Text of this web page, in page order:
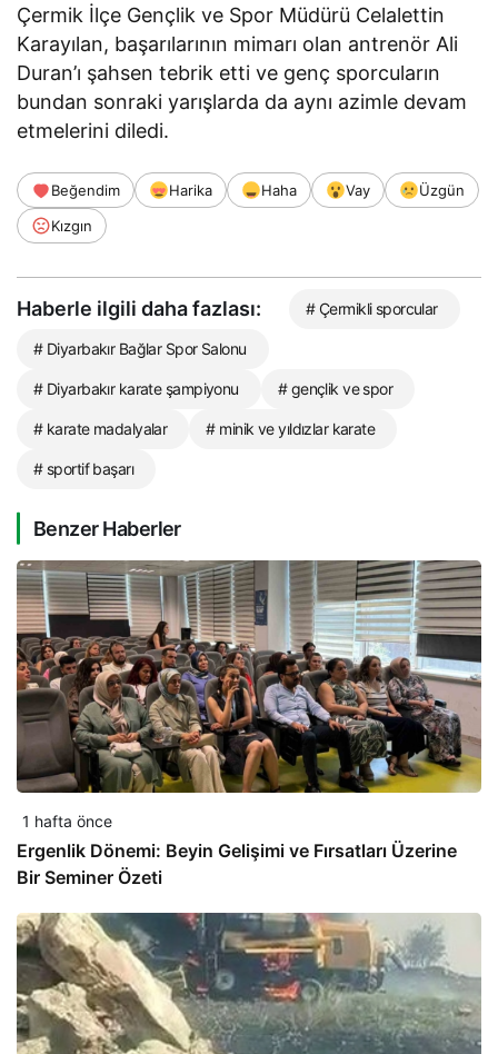
Çermik İlçe Gençlik ve Spor Müdürü Celalettin
Karayılan, başarılarının mimarı olan antrenör Ali
Duran’ı şahsen tebrik etti ve genç sporcuların
bundan sonraki yarışlarda da aynı azimle devam
etmelerini diledi.
Beğendim Harika Haha Vay
Üzgün
Kızgın
Haberle ilgili daha fazlası: # Çermikli sporcular
# Diyarbakır Bağlar Spor Salonu
# Diyarbakır karate şampiyonu # gençlik ve spor
# karate madalyalar # minik ve yıldızlar karate
# sportif başarı
Benzer Haberler
1 hafta önce
Ergenlik Dönemi: Beyin Gelişimi ve Fırsatları Üzerine
Bir Seminer Özeti